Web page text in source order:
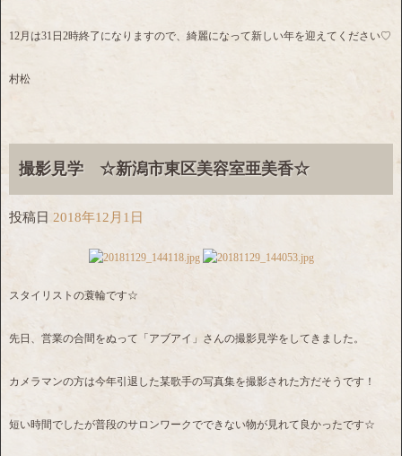
12月は31日2時終了になりますので、綺麗になって新しい年を迎えてください♡
村松
撮影見学 ☆新潟市東区美容室亜美香☆
投稿日 2018年12月1日
スタイリストの蓑輪です☆
先日、営業の合間をぬって「アブアイ」さんの撮影見学をしてきました。
カメラマンの方は今年引退した某歌手の写真集を撮影された方だそうです！
短い時間でしたが普段のサロンワークでできない物が見れて良かったです☆